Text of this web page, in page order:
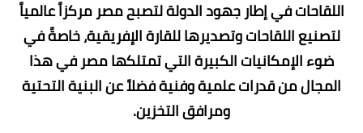
اللقاحات في إطار جهود الدولة لتصبح مصر مركزاً عالمياً
لتصنيع اللقاحات وتصديرها للقارة الإفريقية، خاصةً في
ضوء الإمكانيات الكبيرة التي تمتلكها مصر في هذا
المجال من قدرات علمية وفنية فضلاً عن البنية التحتية
ومرافق التخزين.